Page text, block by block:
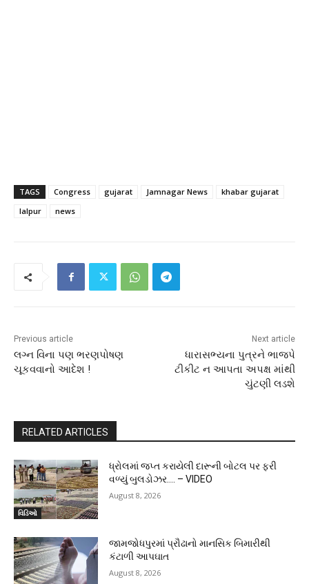
TAGS Congress gujarat Jamnagar News
khabar gujarat
lalpur
news
Previous article
લગ્ન વિના પણ ભરણપોષણ
ચૂકવવાનો આદેશ !
Next article
ધારાસભ્યના પુત્રને ભાજપે
ટીકીટ ન આપતા અપક્ષ માંથી
ચુંટણી લડશે
RELATED ARTICLES
વિડિઓ
ધ્રોલમાં જપ્ત કરાયેલી દારૂની બોટલ પર ફરી
વળ્યું બુલડોઝર…. – VIDEO
August 8, 2026
જામજોધપુરમાં પ્રૌઢાનો માનસિક બિમારીથી
કંટાળી આપઘાત
August 8, 2026